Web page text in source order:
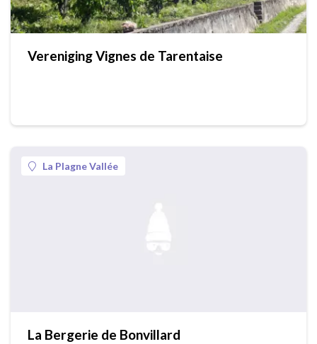
Vereniging Vignes de Tarentaise
La Plagne Vallée
La Bergerie de Bonvillard